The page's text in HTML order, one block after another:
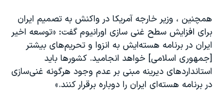
همچنین ، وزیر خارجه آمریکا در واکنش به تصمیم ایران
برای افزایش سطح غنی سازی اورانیوم گفت: «توسعه اخیر
ایران در برنامه هسته‌ایش به انزوا و تحریم‌های بیشتر
[جمهوری اسلامی] خواهد انجامید. کشورها باید
استانداردهای دیرینه مبنی بر عدم وجود هرگونه غنی‌سازی
در برنامه هسته‌ای ایران را دوباره برقرار کنند.»